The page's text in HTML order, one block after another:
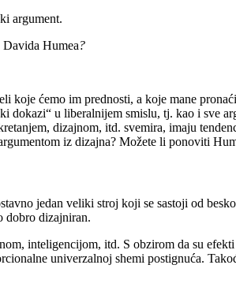
argument.
Davida Humea?
koje ćemo im prednosti, a koje mane
u liberalnijem smislu, tj. kao i sve
dizajnom, itd. svemira, imaju
iz dizajna? Možete li ponoviti
jedan veliki stroj koji se sastoji od
dobro dizajniran.
inteligencijom, itd. S obzirom da su
univerzalnoj shemi postignuća.